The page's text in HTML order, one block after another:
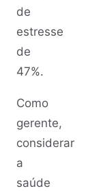
de
estresse
de
47%.
Como
gerente,
considerar
a
saúde